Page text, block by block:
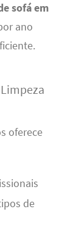
sofá em
ano
oferece
de